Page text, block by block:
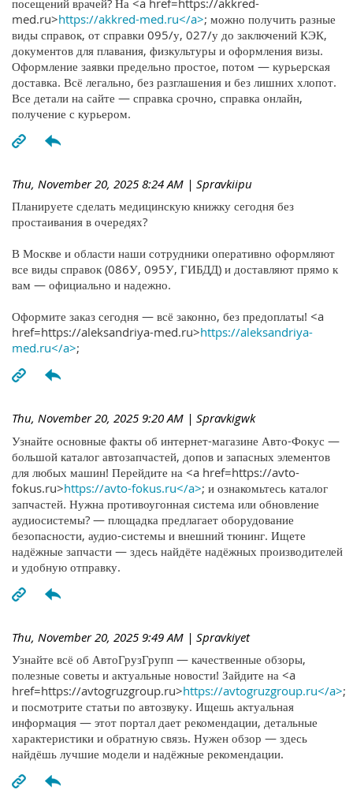
med.ru>https://akkred-med.ru</a>; можно получить разные
виды справок, от справки 095/у, 027/у до заключений КЭК,
документов для плавания, физкультуры и оформления визы.
Оформление заявки предельно простое, потом — курьерская
доставка. Всё легально, без разглашения и без лишних хлопот.
Все детали на сайте — справка срочно, справка онлайн,
получение с курьером.
Thu, November 20, 2025 8:24 AM | Spravkiipu
Планируете сделать медицинскую книжку сегодня без
простаивания в очередях?
В Москве и области наши сотрудники оперативно оформляют
все виды справок (086У, 095У, ГИБДД) и доставляют прямо к
вам — официально и надежно.
Оформите заказ сегодня — всё законно, без предоплаты! <a
href=https://aleksandriya-med.ru>https://aleksandriya-
med.ru</a>;
Thu, November 20, 2025 9:20 AM | Spravkigwk
Узнайте основные факты об интернет-магазине Авто-Фокус —
большой каталог автозапчастей, допов и запасных элементов
для любых машин! Перейдите на <a href=https://avto-
fokus.ru>https://avto-fokus.ru</a>; и ознакомьтесь каталог
запчастей. Нужна противоугонная система или обновление
аудиосистемы? — площадка предлагает оборудование
безопасности, аудио-системы и внешний тюнинг. Ищете
надёжные запчасти — здесь найдёте надёжных производителей
и удобную отправку.
Thu, November 20, 2025 9:49 AM | Spravkiyet
Узнайте всё об АвтоГрузГрупп — качественные обзоры,
полезные советы и актуальные новости! Зайдите на <a
href=https://avtogruzgroup.ru>https://avtogruzgroup.ru</a>;
и посмотрите статьи по автозвуку. Ищешь актуальная
информация — этот портал дает рекомендации, детальные
характеристики и обратную связь. Нужен обзор — здесь
найдёшь лучшие модели и надёжные рекомендации.